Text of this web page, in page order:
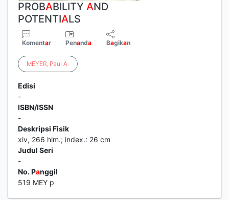
PROBABILITY AND
POTENTIALS
Komentar Penanda Bagikan
MEYER, Paul A.
Edisi
-
ISBN/ISSN
-
Deskripsi Fisik
xiv, 266 hlm.; index.: 26 cm
Judul Seri
-
No. Panggil
519 MEY p